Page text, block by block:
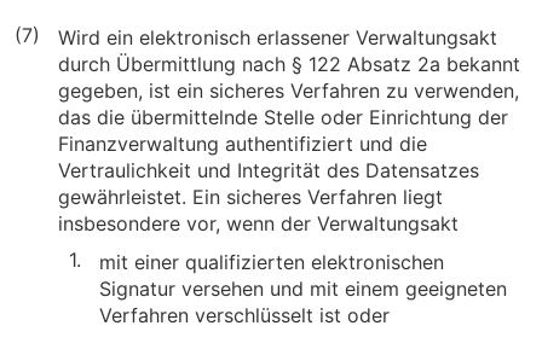
(7)
Wird ein elektronisch erlassener Verwaltungsakt
durch Übermittlung nach § 122 Absatz 2a bekannt
gegeben, ist ein sicheres Verfahren zu verwenden,
das die übermittelnde Stelle oder Einrichtung der
Finanzverwaltung authentifiziert und die
Vertraulichkeit und Integrität des Datensatzes
gewährleistet. Ein sicheres Verfahren liegt
insbesondere vor, wenn der Verwaltungsakt
1.
mit einer qualifizierten elektronischen
Signatur versehen und mit einem geeigneten
Verfahren verschlüsselt ist oder